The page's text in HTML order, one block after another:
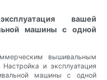
вашей
машины с одной
вышивальным
и эксплуатация
машины с одной